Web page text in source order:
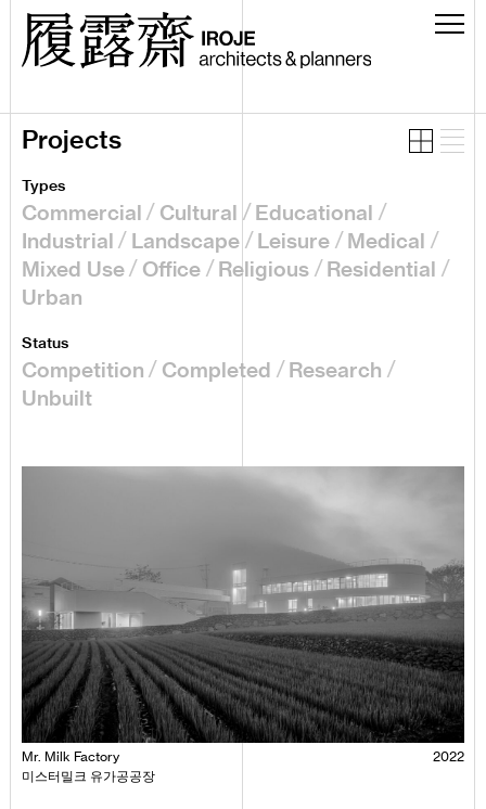
Projects
Types
Commercial Cultural
Educational
Industrial
Landscape Leisure
Medical
Mixed Use
Office Religious
Residential
Urban
Status
Competition Completed
Research
Unbuilt
2022
Mr. Milk Factory
미스터밀크 유가공공장